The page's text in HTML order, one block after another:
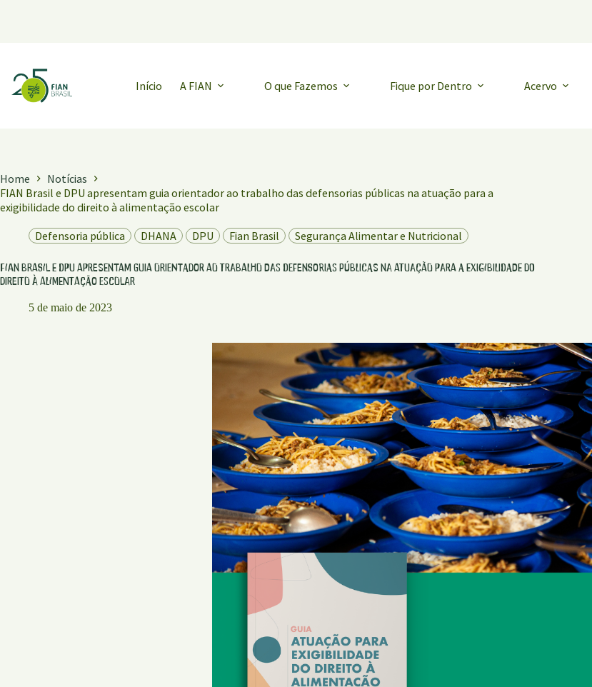
Início A FIAN O que Fazemos Fique por Dentro Acervo
Home
Notícias
FIAN Brasil e DPU apresentam guia orientador ao trabalho das defensorias públicas na atuação para a
exigibilidade do direito à alimentação escolar
Defensoria pública
DHANA DPU Fian Brasil Segurança Alimentar e Nutricional
FIAN Brasil e DPU apresentam guia orientador ao trabalho das defensorias públicas na atuação para a exigibilidade do
direito à alimentação escolar
5 de maio de 2023